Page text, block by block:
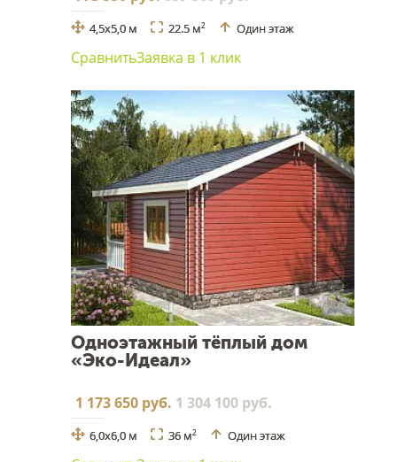
4,5х5,0 м 22.5 м2 Один этаж
СравнитьЗаявка в 1 клик
Одноэтажный тёплый дом
«Эко-Идеал»
1 173 650 руб. 1 304 100 руб.
6,0х6,0 м 36 м2 Один этаж